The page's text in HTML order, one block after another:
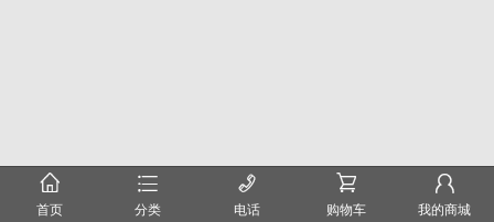
󰂠
首页
󰂦
分类
󰄫
电话
󰂟
购物车
󰂢
我的商城